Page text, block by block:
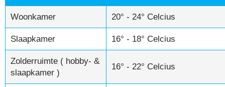
Woonkamer 20° - 24° Celcius
Slaapkamer 16° - 18° Celcius
Zolderruimte ( hobby- &
slaapkamer )
16° - 22° Celcius